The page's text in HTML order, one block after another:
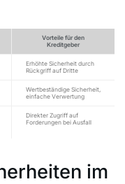
Vorteile für den
Kreditgeber
Erhöhte Sicherheit durch
Rückgriff auf Dritte
Wertbeständige Sicherheit,
einfache Verwertung
Direkter Zugriff auf
Forderungen bei Ausfall
im